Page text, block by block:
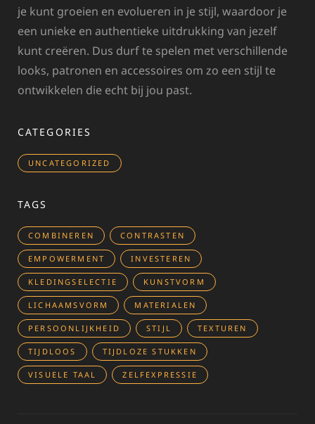
je kunt groeien en evolueren in je stijl, waardoor je
een unieke en authentieke uitdrukking van jezelf
kunt creëren. Dus durf te spelen met verschillende
looks, patronen en accessoires om zo een stijl te
ontwikkelen die echt bij jou past.
CATEGORIES
UNCATEGORIZED
TAGS
COMBINEREN CONTRASTEN
EMPOWERMENT INVESTEREN
KLEDINGSELECTIE KUNSTVORM
LICHAAMSVORM MATERIALEN
PERSOONLIJKHEID STIJL TEXTUREN
TIJDLOOS TIJDLOZE STUKKEN
VISUELE TAAL ZELFEXPRESSIE